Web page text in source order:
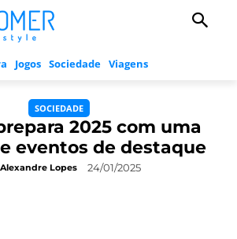
Jogos Sociedade Viagens
SOCIEDADE
2025 com uma
eventos de destaque
Alexandre Lopes 24/01/2025